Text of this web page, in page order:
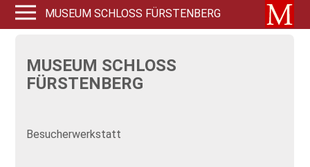
MUSEUM SCHLOSS FÜRSTENBERG
MUSEUM SCHLOSS
FÜRSTENBERG
Besucherwerkstatt